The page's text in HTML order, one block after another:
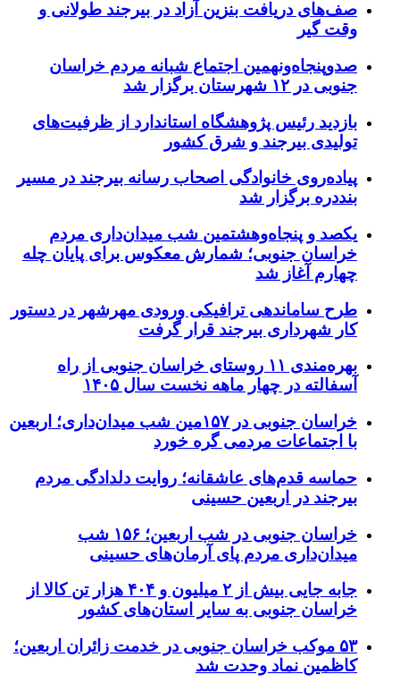
صف‌های دریافت بنزین آزاد در بیرجند طولانی و
وقت گیر
صدوپنجاه‌ونهمین اجتماع شبانه مردم خراسان
جنوبی در ۱۲ شهرستان برگزار شد
بازدید رئیس پژوهشگاه استاندارد از ظرفیت‌های
تولیدی بیرجند و شرق کشور
پیاده‌روی خانوادگی اصحاب رسانه بیرجند در مسیر
بنددره برگزار شد
یکصد و پنجاه‌وهشتمین شب میدان‌داری مردم
خراسان جنوبی؛ شمارش معکوس برای پایان چله
چهارم آغاز شد
طرح ساماندهی ترافیکی ورودی مهرشهر در دستور
کار شهرداری بیرجند قرار گرفت
بهره‌مندی ۱۱ روستای خراسان جنوبی از راه
آسفالته در چهار ماهه نخست سال ۱۴۰۵
خراسان جنوبی در ۱۵۷مین شب میدان‌داری؛ اربعین
با اجتماعات مردمی گره خورد
حماسه قدم‌های عاشقانه؛ روایت دلدادگی مردم
بیرجند در اربعین حسینی
خراسان جنوبی در شب اربعین؛ ۱۵۶ شب
میدان‌داری مردم پای آرمان‌های حسینی
جابه جایی بیش از ۲ میلیون و ۴۰۴ هزار تن کالا از
خراسان جنوبی به سایر استان‌های کشور
۵۳ موکب خراسان جنوبی در خدمت زائران اربعین؛
کاظمین نماد وحدت شد